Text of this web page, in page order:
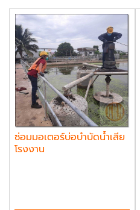
ซ่อมมอเตอร์บ่อบําบัดน้ำเสีย
โรงงาน